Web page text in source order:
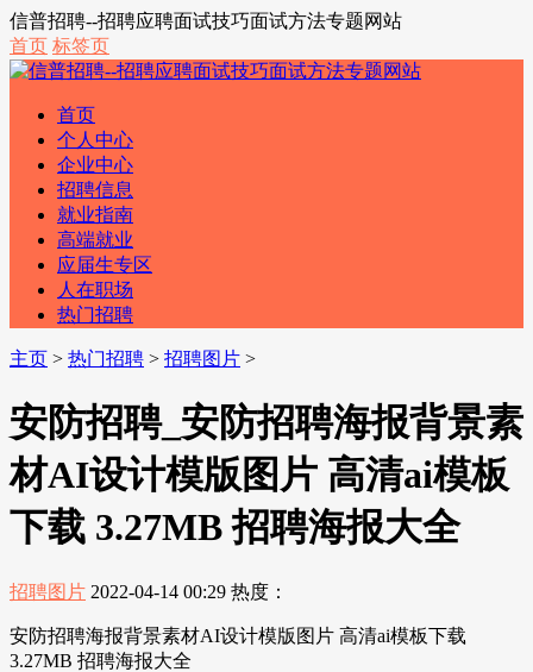
信普招聘--招聘应聘面试技巧面试方法专题网站
首页 标签页
首页
个人中心
企业中心
招聘信息
就业指南
高端就业
应届生专区
人在职场
热门招聘
主页 > 热门招聘 > 招聘图片 >
安防招聘_安防招聘海报背景素
材AI设计模版图片 高清ai模板
下载 3.27MB 招聘海报大全
招聘图片 2022-04-14 00:29 热度：
安防招聘海报背景素材AI设计模版图片 高清ai模板下载
3.27MB 招聘海报大全